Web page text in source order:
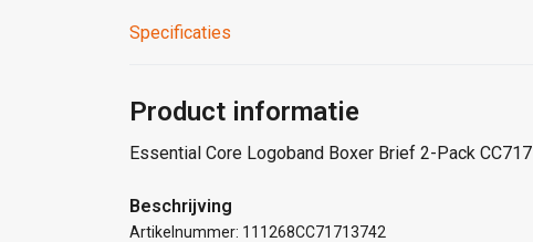
Specificaties
Product informatie
Essential Core Logoband Boxer Brief 2-Pack CC717
Beschrijving
Artikelnummer: 111268CC71713742